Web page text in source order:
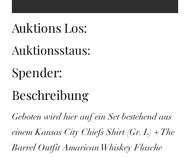
Auktions Los:
Auktionsstaus:
Spender:
Beschreibung
Geboten wird hier auf ein Set bestehend aus
einem Kansas City Chiefs Shirt (Gr. L) + The
Barrel Outfit Amarican Whiskey Flasche